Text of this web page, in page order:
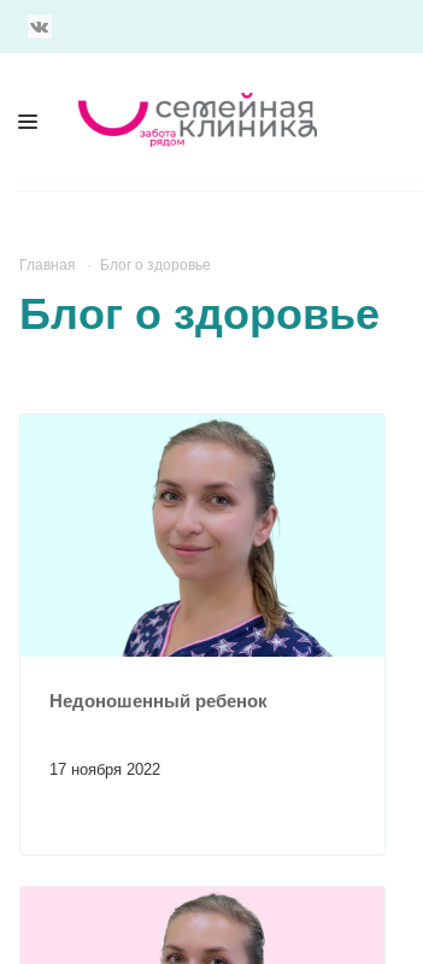
Главная Блог о здоровье
Блог о здоровье
Недоношенный ребенок
17 ноября 2022